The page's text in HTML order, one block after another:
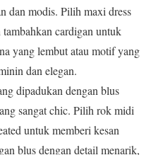
dan modis. Pilih maxi dress
tambahkan cardigan untuk
yang lembut atau motif yang
dan elegan.
dipadukan dengan blus
sangat chic. Pilih rok midi
untuk memberi kesan
blus dengan detail menarik,